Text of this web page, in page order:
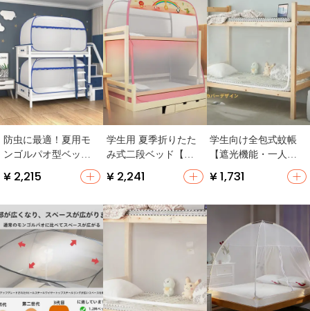
防虫に最適！夏用モ
ンゴルパオ型ベッド
用蚊帳【上下二段ベ
ッド対応・ファスナ
¥ 2,215
学生用 夏季折りたた
み式二段ベッド【取
り付け不要・モンゴ
ル風蚊帳付き】
¥ 2,241
学生向け全包式蚊帳
【遮光機能・一人
¥ 1,731